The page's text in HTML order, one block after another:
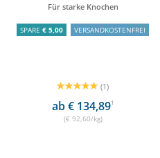
Für starke Knochen
SPARE € 5,00 VERSANDKOSTENFREI
(1)
ab € 134,891
(€ 92,60/kg)